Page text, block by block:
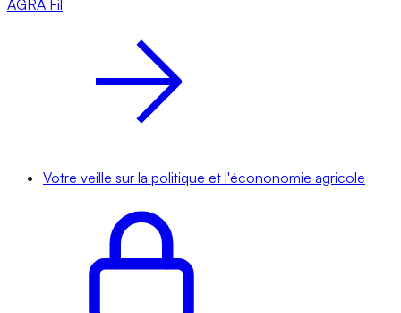
AGRA Fil
Votre veille sur la politique et l'écononomie agricole